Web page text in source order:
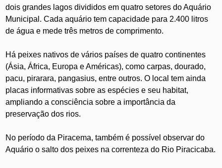
dois grandes lagos divididos em quatro setores do Aquário
Municipal. Cada aquário tem capacidade para 2.400 litros
de água e mede três metros de comprimento.
Há peixes nativos de vários países de quatro continentes
(Ásia, África, Europa e Américas), como carpas, dourado,
pacu, pirarara, pangasius, entre outros. O local tem ainda
placas informativas sobre as espécies e seu habitat,
ampliando a consciência sobre a importância da
preservação dos rios.
No período da Piracema, também é possível observar do
Aquário o salto dos peixes na correnteza do Rio Piracicaba.